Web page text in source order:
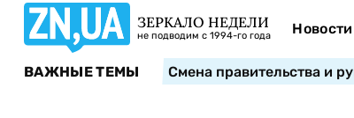
ЗЕРКАЛО НЕДЕЛИ
не подводим с 1994-го года Новости
ВАЖНЫЕ ТЕМЫ Смена правительства и